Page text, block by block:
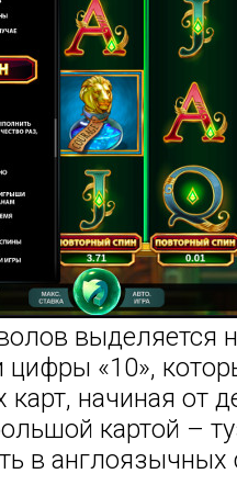
выделяется
цифры «10»,
начиная от
картой –
в англоязычных